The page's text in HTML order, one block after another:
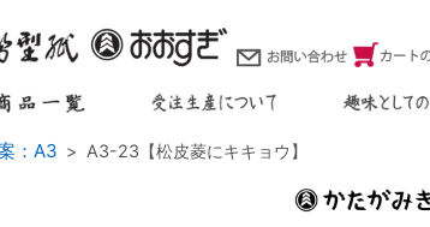
：A3 A3-23【松皮菱にキキョウ】